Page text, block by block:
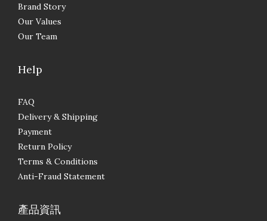
Brand Story
Our Values
Our Team
Help
FAQ
Delivery & Shipping
Payment
Return Policy
Terms & Conditions
Anti-Fraud Statement
產品資訊